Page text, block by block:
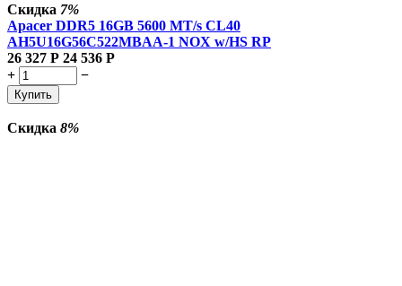
Скидка 7%
Apacer DDR5 16GB 5600 MT/s CL40
AH5U16G56C522MBAA-1 NOX w/HS RP
26 327 Р 24 536 Р
+
−
Купить
Скидка 8%